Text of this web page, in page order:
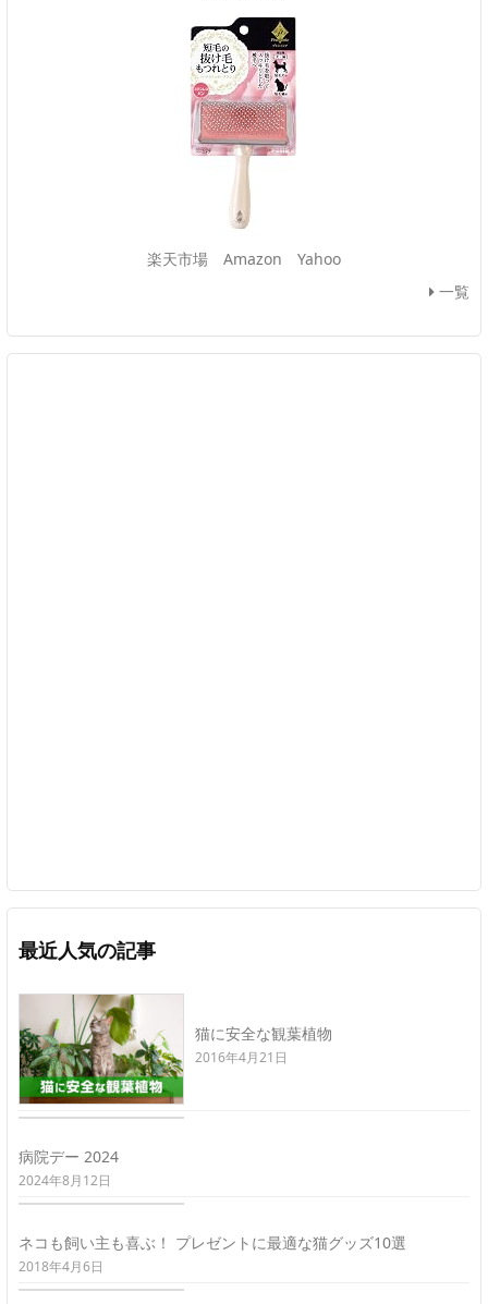
楽天市場 Amazon
Yahoo
一覧
最近人気の記事
猫に安全な観葉植物
2016年4月21日
病院デー 2024
2024年8月12日
ネコも飼い主も喜ぶ！ プレゼントに最適な猫グッズ10選
2018年4月6日